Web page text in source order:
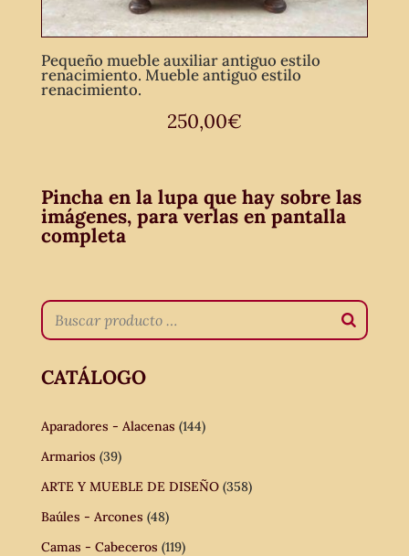
Pequeño mueble auxiliar antiguo estilo
renacimiento. Mueble antiguo estilo
renacimiento.
250,00€
Pincha en la lupa que hay sobre las
imágenes, para verlas en pantalla
completa
CATÁLOGO
Aparadores - Alacenas (144)
Armarios (39)
ARTE Y MUEBLE DE DISEÑO (358)
Baúles - Arcones (48)
Camas - Cabeceros (119)